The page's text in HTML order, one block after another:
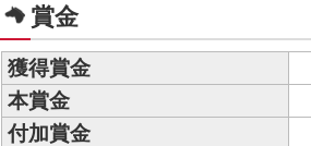
賞金
獲得賞金
本賞金
付加賞金